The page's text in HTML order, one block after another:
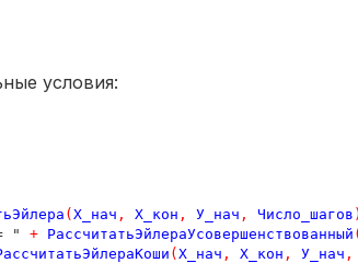
условия:
(Х_нач , Х_кон , У_нач , Число_шагов
" + РассчитатьЭйлераУсовершенствованный
(Х_нач , Х_кон , У_нач ,